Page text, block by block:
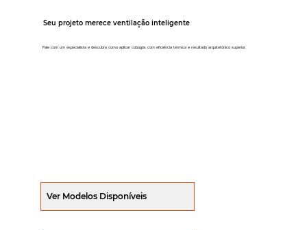
Seu projeto merece ventilação inteligente
Fale com um especialista e descubra como aplicar cobogós com eficiência térmica e resultado arquitetônico superior.
Ver Modelos Disponíveis